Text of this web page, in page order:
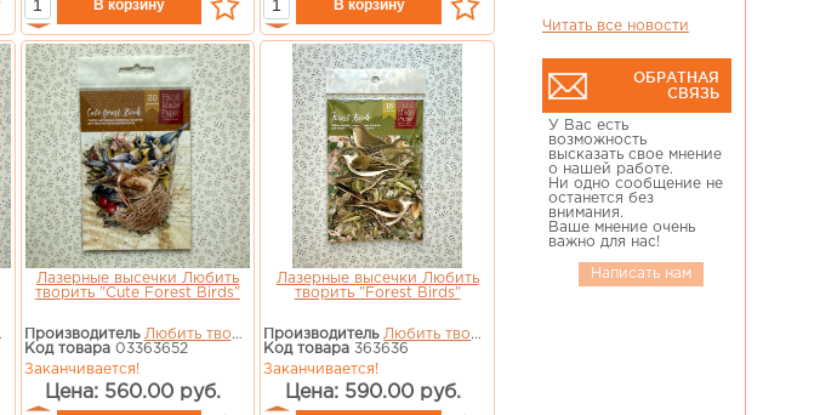
Читать все новости
ОБРАТНАЯ
СВЯЗЬ
У Вас есть
возможность
высказать свое мнение
о нашей работе.
Ни одно сообщение не
останется без
внимания.
Ваше мнение очень
важно для нас!
Написать нам
Лазерные высечки Любить
творить "Cute Forest Birds"
Производитель Любить творить
Код товара03363652
Заканчивается!
Цена: 560.00 руб.
Лазерные высечки Любить
творить "Forest Birds"
Производитель Любить творить
Код товара 363636
Заканчивается!
Цена: 590.00 руб.